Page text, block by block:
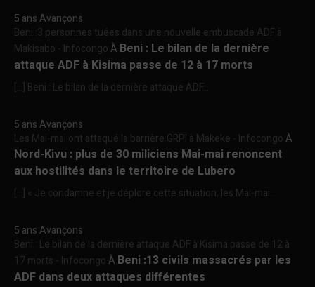
5 ans Avançons
Beni :3 personnes tuées dans une nouvelle embuscade ADF à
Makisabo - InfocongoÀ Beni : Le bilan de la dernière
attaque ADF à Kisima passe de 12 à 17 morts
[…] Beni : Le bilan de la dernière attaque ADF...
5 ans Avançons
Les Mai-mai ont attaqué la barrière GRPI à Makeke - InfocongoÀ
Nord-Kivu : plus de 30 miliciens Mai-mai renoncent
aux hostilités dans le territoire de Lubero
[…] « Je condamne et je déplore cette situation, les Mai-mai...
5 ans Avançons
Beni : Le bilan de la dernière attaque ADF à Kisima passe de 12 à
17 morts - InfocongoÀ Beni :13 civils massacrés par les
ADF dans deux attaques différentes